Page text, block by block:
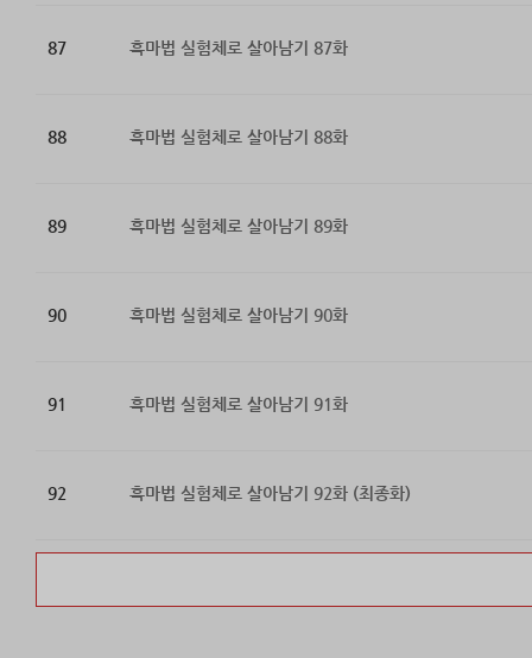
87 흑마법 실험체로 살아남기 87화
88 흑마법 실험체로 살아남기 88화
89 흑마법 실험체로 살아남기 89화
90 흑마법 실험체로 살아남기 90화
91 흑마법 실험체로 살아남기 91화
92 흑마법 실험체로 살아남기 92화 (최종화)